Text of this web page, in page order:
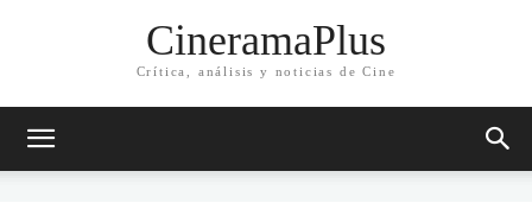
CineramaPlus
Crítica, análisis y noticias de Cine